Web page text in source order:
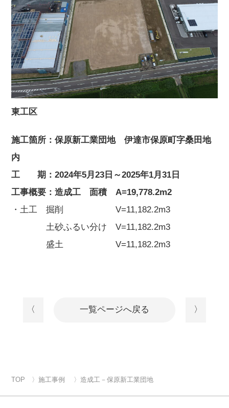
東工区
施工箇所：保原新工業団地 伊達市保原町字桑田地
内
工 期：2024年5月23日～2025年1月31日
工事概要：造成工 面積 A=19,778.2m2
・土工 掘削 V=11,182.2m3
土砂ふるい分け V=11,182.2m3
盛土 V=11,182.2m3
〈 一覧ページへ戻る 〉
TOP 施工事例 造成工－保原新工業団地